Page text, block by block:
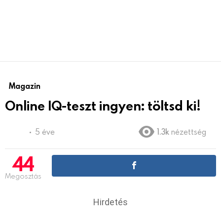
Magazin
Online IQ-teszt ingyen: töltsd ki!
5 éve 1.3k nézettség
44
Megosztás
Hirdetés